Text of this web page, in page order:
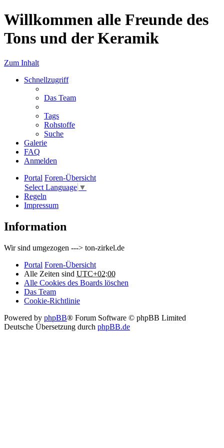
Willkommen alle Freunde des
Tons und der Keramik
Zum Inhalt
Schnellzugriff
Das Team
Tags
Rohstoffe
Suche
Galerie
FAQ
Anmelden
Portal Foren-Übersicht
Select Language ▼
Regeln
Impressum
Information
Wir sind umgezogen ---> ton-zirkel.de
Portal Foren-Übersicht
Alle Zeiten sind UTC+02:00
Alle Cookies des Boards löschen
Das Team
Cookie-Richtlinie
Powered by phpBB® Forum Software © phpBB Limited
Deutsche Übersetzung durch phpBB.de